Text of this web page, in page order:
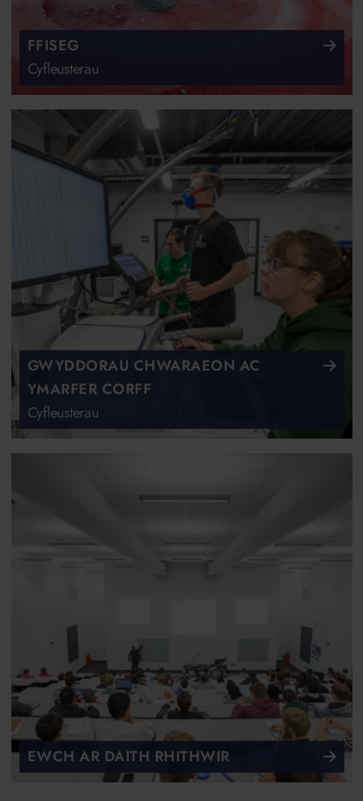
FFISEG
Cyfleusterau
GWYDDORAU CHWARAEON AC
YMARFER CORFF
Cyfleusterau
EWCH AR DAITH RHITHWIR